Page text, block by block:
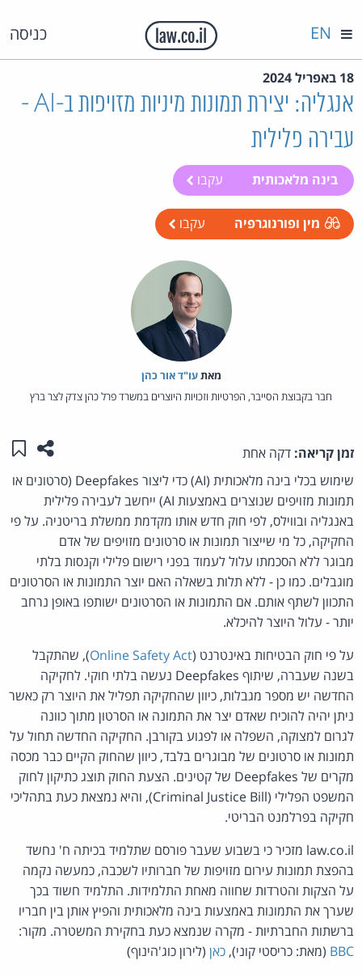
כניסה EN
18 באפריל 2024
אנגליה: יצירת תמונות מיניות מזויפות ב-AI -
עבירה פלילית
בינה מלאכותית עקבו
מין ופורנוגרפיה עקבו
מאת‏עו"ד אור כהן
חבר בקבוצת הסייבר, הפרטיות וזכויות היוצרים במשרד פרל כהן צדק לצר ברץ
זמן קריאה: דקה אחת שתפו
שימוש בכלי בינה מלאכותית (AI) כדי ליצור Deepfakes (סרטונים או
תמונות מזויפים שנוצרים באמצעות AI) ייחשב לעבירה פלילית
באנגליה ובווילס, לפי חוק חדש אותו מקדמת ממשלת בריטניה. על פי
החקיקה, כל מי שייצור תמונות או סרטונים מזויפים של אדם
מבוגר ללא הסכמתו עלול לעמוד בפני רישום פלילי וקנסות בלתי
מוגבלים. כמו כן - ללא תלות בשאלה האם יוצר התמונות או הסרטונים
התכוון לשתף אותם. אם התמונות או הסרטונים ישותפו באופן נרחב
יותר - עלול היוצר להיכלא.
על פי חוק הבטיחות באינטרנט (Online Safety Act), שהתקבל
בשנה שעברה, שיתוף Deepfakes נעשה בלתי חוקי. לחקיקה
החדשה יש מספר מגבלות, כיוון שהחקיקה תפליל את היוצר רק כאשר
ניתן יהיה להוכיח שאדם יצר את התמונה או הסרטון מתוך כוונה
לגרום למצוקה, השפלה או לפגוע בקורבן. החקיקה החדשה תחול על
תמונות או סרטונים של מבוגרים בלבד, כיוון שהחוק הקיים כבר מכסה
מקרים של Deepfakes של קטינים. הצעת החוק תוצג כתיקון לחוק
המשפט הפלילי (Criminal Justice Bill), והיא נמצאת כעת בתהליכי
חקיקה בפרלמנט הבריטי.
law.co.il מזכיר כי בשבוע שעבר פורסם שתלמיד בכיתה ח' נחשד
בהפצת תמונות עירום מזויפות של חברותיו לשכבה, כמעשה נקמה
על הצקות והטרדות שחווה מאחת התלמידות. התלמיד חשוד בכך
שערך את התמונות באמצעות בינה מלאכותית והפיץ אותן בין חבריו
ברשתות החברתיות - מקרה שנמצא כעת בחקירת המשטרה. מקור:
BBC (מאת: כריסטי קוני), כאן (לירון כוג'הינוף)